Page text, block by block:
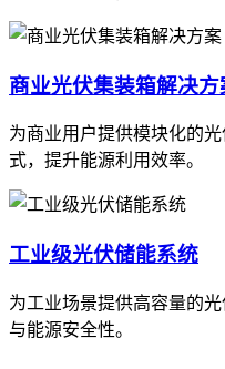
商业光伏集装箱解决方
为商业用户提供模块化的
式，提升能源利用效率。
工业级光伏储能系统
为工业场景提供高容量的
与能源安全性。